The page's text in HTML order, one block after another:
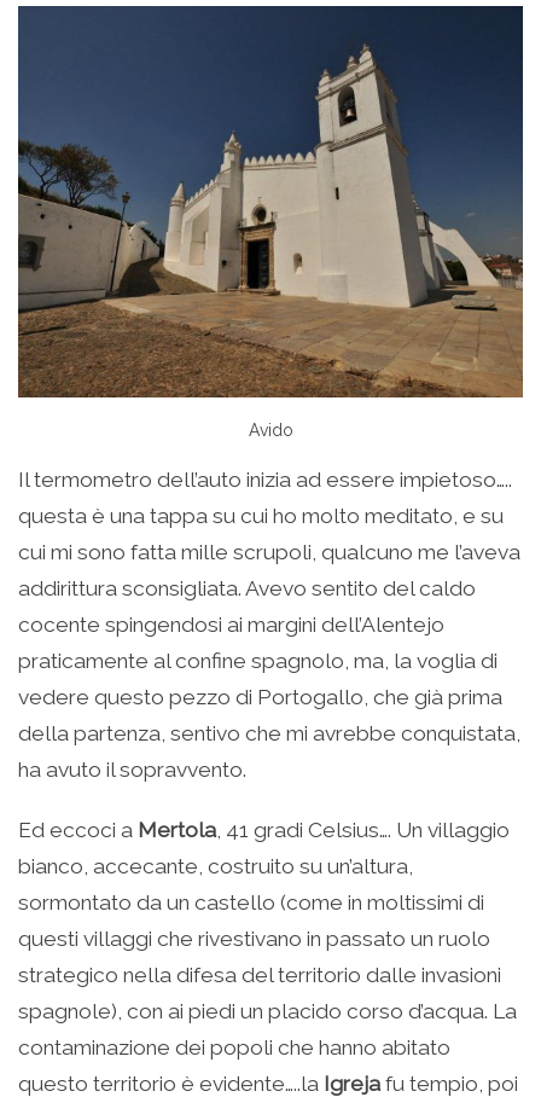
Avido
Il termometro dell’auto inizia ad essere impietoso…..
questa è una tappa su cui ho molto meditato, e su
cui mi sono fatta mille scrupoli, qualcuno me l’aveva
addirittura sconsigliata. Avevo sentito del caldo
cocente spingendosi ai margini dell’Alentejo
praticamente al confine spagnolo, ma, la voglia di
vedere questo pezzo di Portogallo, che già prima
della partenza, sentivo che mi avrebbe conquistata,
ha avuto il sopravvento.
Ed eccoci a Mertola, 41 gradi Celsius…. Un villaggio
bianco, accecante, costruito su un’altura,
sormontato da un castello (come in moltissimi di
questi villaggi che rivestivano in passato un ruolo
strategico nella difesa del territorio dalle invasioni
spagnole), con ai piedi un placido corso d’acqua. La
contaminazione dei popoli che hanno abitato
questo territorio è evidente…..la Igrejafu tempio, poi